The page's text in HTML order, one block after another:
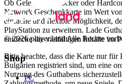
Ob Gelegenheitszocker oder
Network Geschenkkarte im Wert
einfache und flexible Möglichkeit,
PlayStation zu erweitern. Lade
entdecke die vielfältigen Inhalte im
Bitte beachte, dass die Karte nur
Bulgarien registriert sind, um eine
Nutzung des Guthabens
© 2026 player.land Alle Rechte
Shop
PC